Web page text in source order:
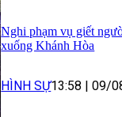
Nghi phạm vụ giết
xuống Khánh Hòa
HÌNH SỰ13:58 | 09/